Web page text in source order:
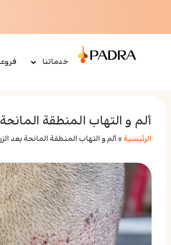
خدماتنا
ألم و التهاب المنطقة
الرئيسية»ألم و التهاب المنطقة المانحة بعد